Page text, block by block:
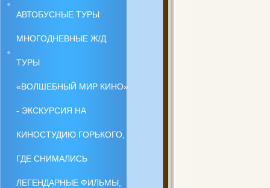
АВТОБУСНЫЕ ТУРЫ
МНОГОДНЕВНЫЕ Ж/Д
ТУРЫ
«ВОЛШЕБНЫЙ МИР КИНО»
- ЭКСКУРСИЯ НА
КИНОСТУДИЮ ГОРЬКОГО,
ГДЕ СНИМАЛИСЬ
ЛЕГЕНДАРНЫЕ ФИЛЬМЫ,